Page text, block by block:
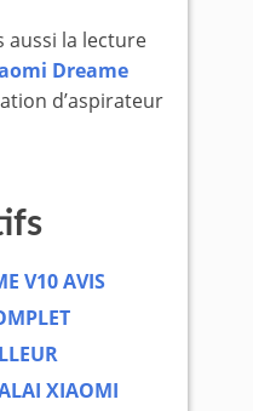
aussi la lecture
Dreame
d’aspirateur
V10 AVIS
XIAOMI